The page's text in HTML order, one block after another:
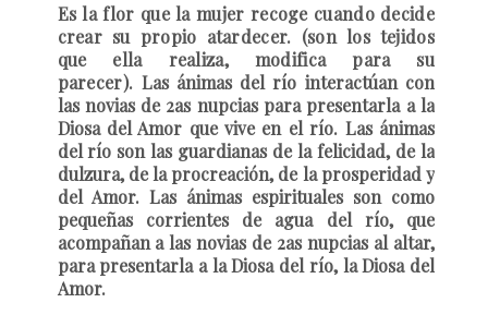
Es la flor que la mujer recoge cuando decide
crear su propio atardecer. (son los tejidos
que ella realiza, modifica para su
parecer). Las ánimas del río interactúan con
las novias de 2as nupcias para presentarla a la
Diosa del Amor que vive en el río. Las ánimas
del río son las guardianas de la felicidad, de la
dulzura, de la procreación, de la prosperidad y
del Amor. Las ánimas espirituales son como
pequeñas corrientes de agua del río, que
acompañan a las novias de 2as nupcias al altar,
para presentarla a la Diosa del río, la Diosa del
Amor.